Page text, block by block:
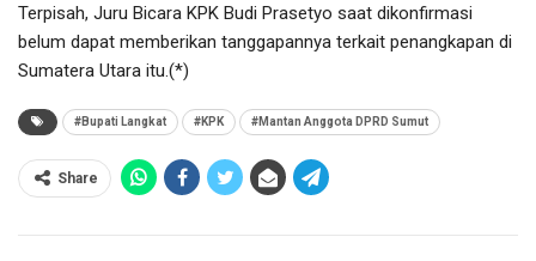
Terpisah, Juru Bicara KPK Budi Prasetyo saat dikonfirmasi
belum dapat memberikan tanggapannya terkait penangkapan di
Sumatera Utara itu.(*)
#Bupati Langkat #KPK #Mantan Anggota DPRD Sumut
Share